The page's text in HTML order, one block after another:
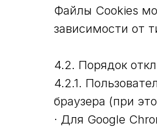
Файлы Cookies
зависимости от
4.2. Порядок
4.2.1.
браузера (при
· Для Google